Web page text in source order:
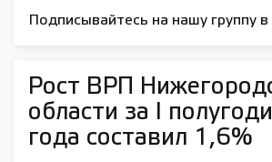
Подписывайтесь на нашу группу в
Рост ВРП
области за I
года составил 1,6%